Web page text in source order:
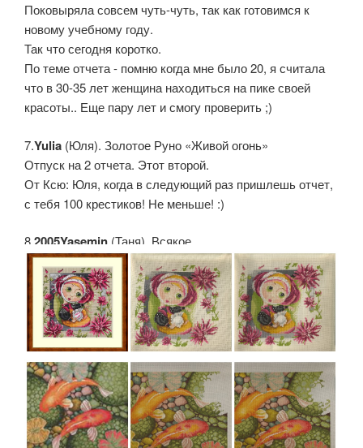
Поковыряла совсем чуть-чуть, так как готовимся к
новому учебному году.
Так что сегодня коротко.
По теме отчета - помню когда мне было 20, я считала
что в 30-35 лет женщина находиться на пике своей
красоты.. Еще пару лет и смогу проверить ;)
7.Yulia (Юля). Золотое Руно «Живой огонь»
Отпуск на 2 отчета. Этот второй.
От Ксю: Юля, когда в следующий раз пришлешь отчет,
с тебя 100 крестиков! Не меньше! :)
8.2005Yasemin (Таня). Всякое.